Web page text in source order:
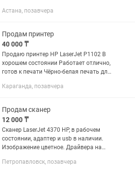
Разрешение печати: до 1200 dpi (с
Астана, позавчера
Продам принтер
40 000 ₸
Продаю принтер HP LaserJet P1102 В
хорошем состоянии Работает отлично,
готов к печати Чёрно‑белая печать для
новый картридж Лёгкий в
Караганда, позавчера
Продам сканер
12 000 ₸
Сканер LaserJet 4370 HP, в рабочем
состоянии, адаптер и usb в наличии.
Изображение цветное. Драйвера на
скачать.
Петропавловск, позавчера